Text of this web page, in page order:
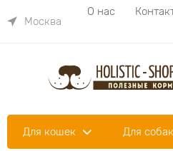
Москва
О нас
Для кошек Для собак